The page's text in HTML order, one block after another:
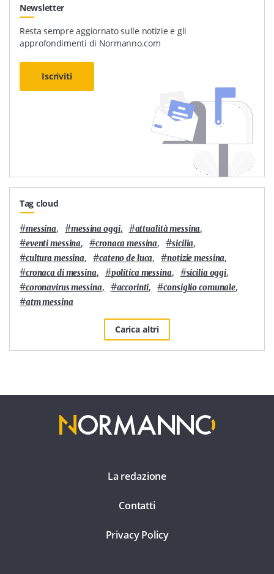
Newsletter
Resta sempre aggiornato sulle notizie e gli
approfondimenti di Normanno.com
Iscriviti
Tag cloud
#messina, #messina oggi, #attualità messina,
#eventi messina, #cronaca messina, #sicilia,
#cultura messina, #cateno de luca, #notizie messina,
#cronaca di messina, #politica messina, #sicilia oggi,
#coronavirus messina, #accorinti, #consiglio comunale,
#atm messina
Carica altri
La redazione
Contatti
Privacy Policy